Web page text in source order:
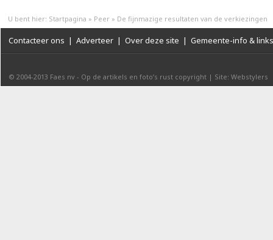
U bent hier: Startpagina » Peer » De fijnmazige resultaten van de verkiezingen
Contacteer ons | Adverteer | Over deze site | Gemeente-info & links
© 2004-2013 Faes nv - Op de artikels en foto’s rust copyright | Site: Webstylers